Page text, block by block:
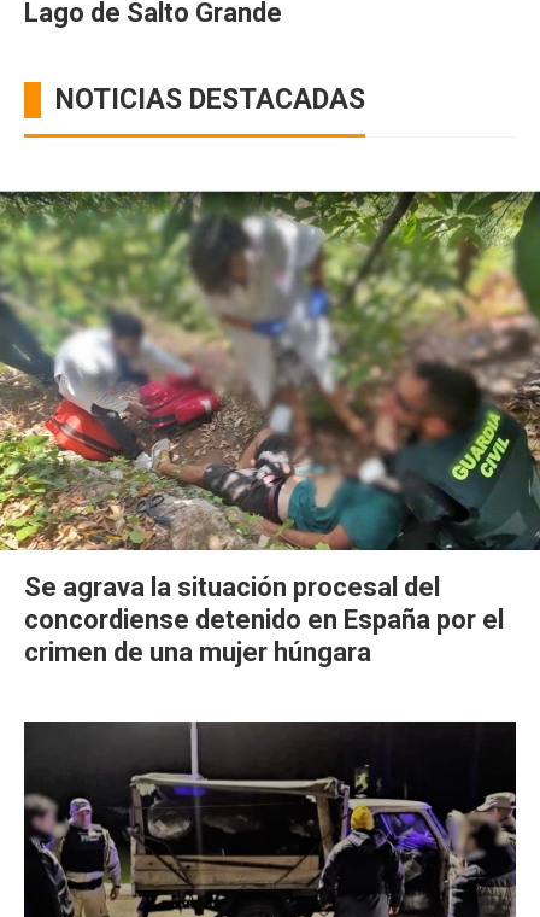
Lago de Salto Grande
NOTICIAS DESTACADAS
Se agrava la situación procesal del
concordiense detenido en España por el
crimen de una mujer húngara